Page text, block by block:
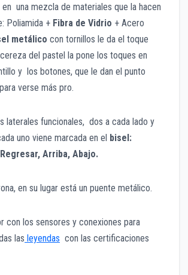
una mezcla de materiales que la hacen
Poliamida + Fibra de Vidrio + Acero
metálico con tornillos le da el toque
del pastel la pone los toques en
y los botones, que le dan el punto
verse más pro.
laterales funcionales, dos a cada lado y
uno viene marcada en el bisel:
Arriba, Abajo.
en su lugar está un puente metálico.
con los sensores y conexiones para
las leyendas con las certificaciones